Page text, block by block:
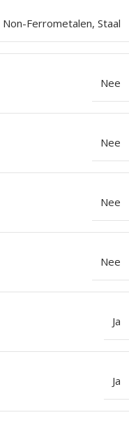
Non-Ferrometalen, Staal
Nee
Nee
Nee
Nee
Ja
Ja